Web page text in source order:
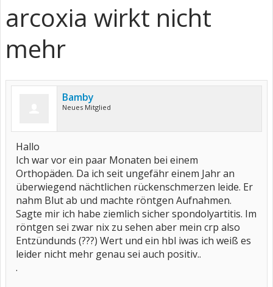
arcoxia wirkt nicht
mehr
Bamby
Neues Mitglied
Hallo
Ich war vor ein paar Monaten bei einem
Orthopäden. Da ich seit ungefähr einem Jahr an
überwiegend nächtlichen rückenschmerzen leide. Er
nahm Blut ab und machte röntgen Aufnahmen.
Sagte mir ich habe ziemlich sicher spondolyartitis. Im
röntgen sei zwar nix zu sehen aber mein crp also
Entzündunds (???) Wert und ein hbl iwas ich weiß es
leider nicht mehr genau sei auch positiv..
.